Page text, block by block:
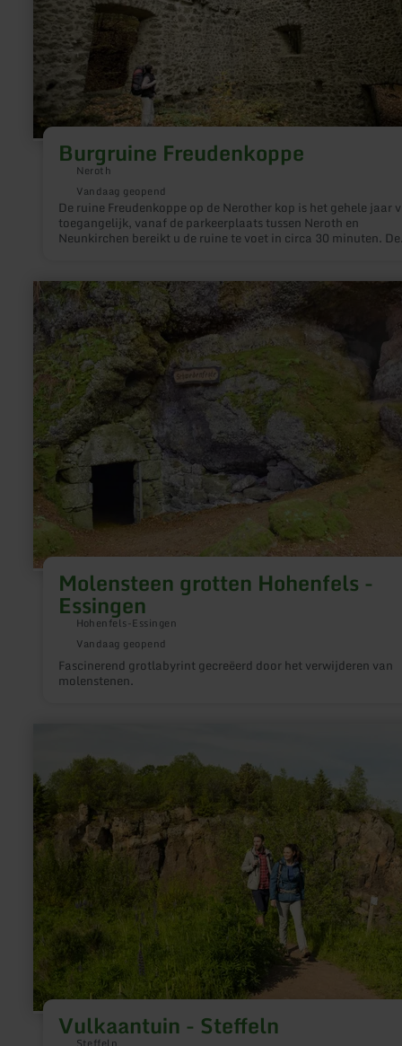
Burgruine Freudenkoppe
Neroth
Vandaag geopend
De ruine Freudenkoppe op de Nerother kop is het gehele jaar
toegangelijk, vanaf de parkeerplaats tussen Neroth en
Neunkirchen bereikt u de ruine te voet in circa 30 minuten. De
Molensteen grotten Hohenfels -
Essingen
Hohenfels-Essingen
Vandaag geopend
Fascinerend grotlabyrint gecreëerd door het verwijderen van
molenstenen.
meer
informatie
over:
Molensteen
grotten
Hohenfels
-
Essingen
Vulkaantuin - Steffeln
Vulkaantuin
-
Steffeln